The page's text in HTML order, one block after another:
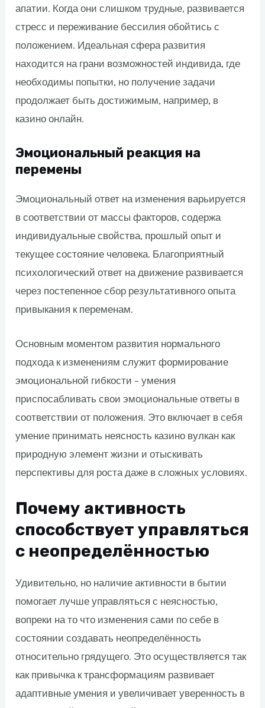
апатии. Когда они слишком трудные, развивается
стресс и переживание бессилия обойтись с
положением. Идеальная сфера развития
находится на грани возможностей индивида, где
необходимы попытки, но получение задачи
продолжает быть достижимым, например, в
казино онлайн.
Эмоциональный реакция на
перемены
Эмоциональный ответ на изменения варьируется
в соответствии от массы факторов, содержа
индивидуальные свойства, прошлый опыт и
текущее состояние человека. Благоприятный
психологический ответ на движение развивается
через постепенное сбор результативного опыта
привыкания к переменам.
Основным моментом развития нормального
подхода к изменениям служит формирование
эмоциональной гибкости – умения
приспосабливать свои эмоциональные ответы в
соответствии от положения. Это включает в себя
умение принимать неясность казино вулкан как
природную элемент жизни и отыскивать
перспективы для роста даже в сложных условиях.
Почему активность
способствует управляться
с неопределённостью
Удивительно, но наличие активности в бытии
помогает лучше управляться с неясностью,
вопреки на то что изменения сами по себе в
состоянии создавать неопределённость
относительно грядущего. Это осуществляется так
как привычка к трансформациям развивает
адаптивные умения и увеличивает уверенность в